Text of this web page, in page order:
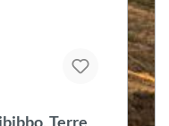
DOC,